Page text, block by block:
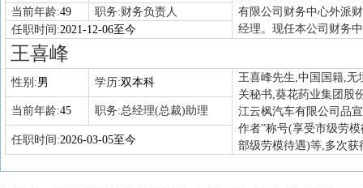
有限公司财务中心外派
经理。现任本公司财务
当前年龄:49 职务:财务负责人
任职时间:2021-12-06至今
王喜峰
性别:男 学历:双本科
王喜峰先生,中国国籍,无
关秘书,葵花药业集团股
江云枫汽车有限公司品
作者”称号(享受市级劳
部级劳模待遇)等,多次
当前年龄:45 职务:总经理(总裁)助理
任职时间:2026-03-05至今